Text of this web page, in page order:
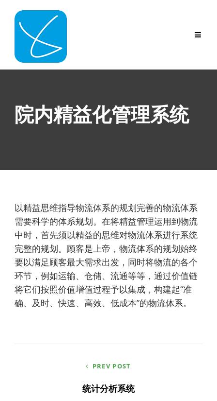
content
院内精益化管理系统
以精益思维指导物流体系的规划完善的物流体系
需要科学的体系规划。在将精益管理运用到物流
中时，首先须以精益的思维对物流体系进行系统
完整的规划。顾客是上帝，物流体系的规划始终
要以满足顾客最大需求出发，同时将物流的各个
环节，例如运输、仓储、流通等等，通过价值链
将它们按照价值增值过程予以集成，构建起“准
确、及时、快速、高效、低成本”的物流体系。
PREV POST
统计分析系统